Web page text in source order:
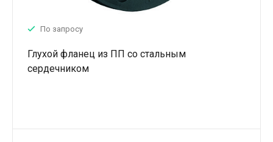
По запросу
Глухой фланец из ПП со стальным
сердечником